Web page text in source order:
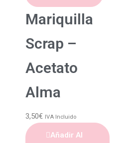
Mariquilla
Scrap –
Acetato
Alma
3,50€ IVA Incluido
Añadir Al